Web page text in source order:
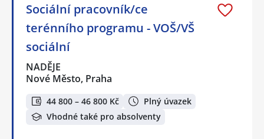
Sociální pracovník/ce
terénního programu - VOŠ/VŠ
sociální
NADĚJE
Nové Město, Praha
44 800 – 46 800 Kč
Plný úvazek
Vhodné také pro absolventy